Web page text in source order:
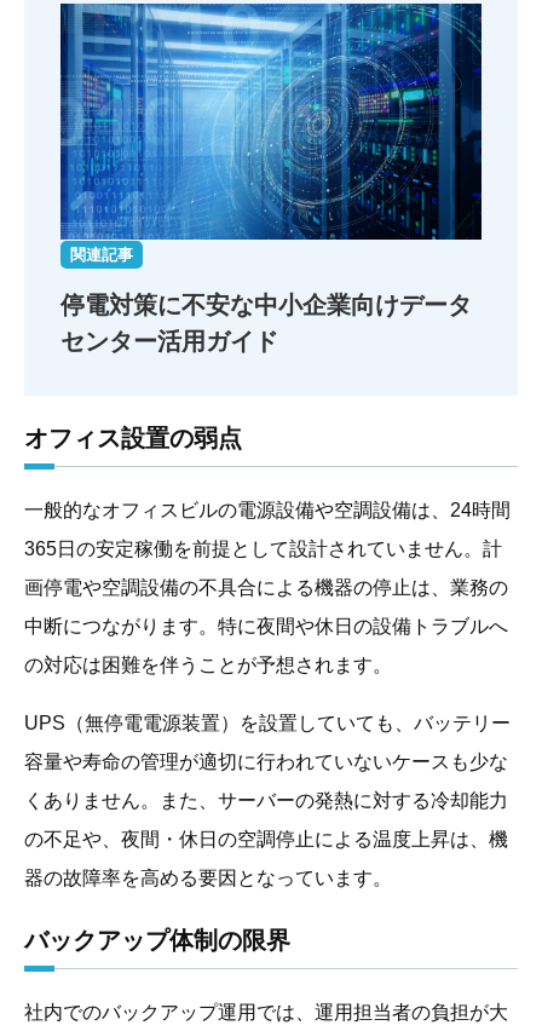
関連記事
停電対策に不安な中小企業向けデータ
センター活用ガイド
オフィス設置の弱点
一般的なオフィスビルの電源設備や空調設備は、24時間
365日の安定稼働を前提として設計されていません。計
画停電や空調設備の不具合による機器の停止は、業務の
中断につながります。特に夜間や休日の設備トラブルへ
の対応は困難を伴うことが予想されます。
UPS（無停電電源装置）を設置していても、バッテリー
容量や寿命の管理が適切に行われていないケースも少な
くありません。また、サーバーの発熱に対する冷却能力
の不足や、夜間・休日の空調停止による温度上昇は、機
器の故障率を高める要因となっています。
バックアップ体制の限界
社内でのバックアップ運用では、運用担当者の負担が大